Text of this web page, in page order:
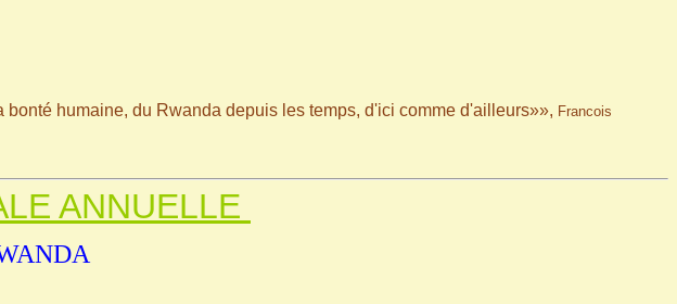
humaine, du Rwanda depuis les temps, d'ici comme d'ailleurs»», Francois
ANNUELLE